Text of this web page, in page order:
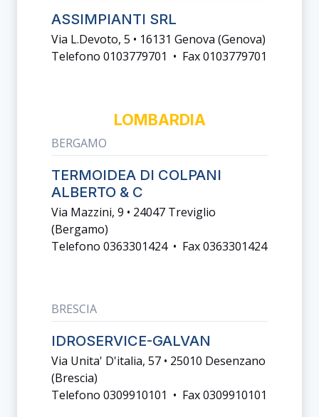
ASSIMPIANTI SRL
Via L.devoto, 5 • 16131 Genova (genova)
Telefono 0103779701 • Fax 0103779701
LOMBARDIA
BERGAMO
TERMOIDEA DI COLPANI
ALBERTO & C
Via Mazzini, 9 • 24047 Treviglio
(bergamo)
Telefono 0363301424 • Fax 0363301424
BRESCIA
IDROSERVICE-GALVAN
Via Unita' D'italia, 57 • 25010 Desenzano
(brescia)
Telefono 0309910101 • Fax 0309910101